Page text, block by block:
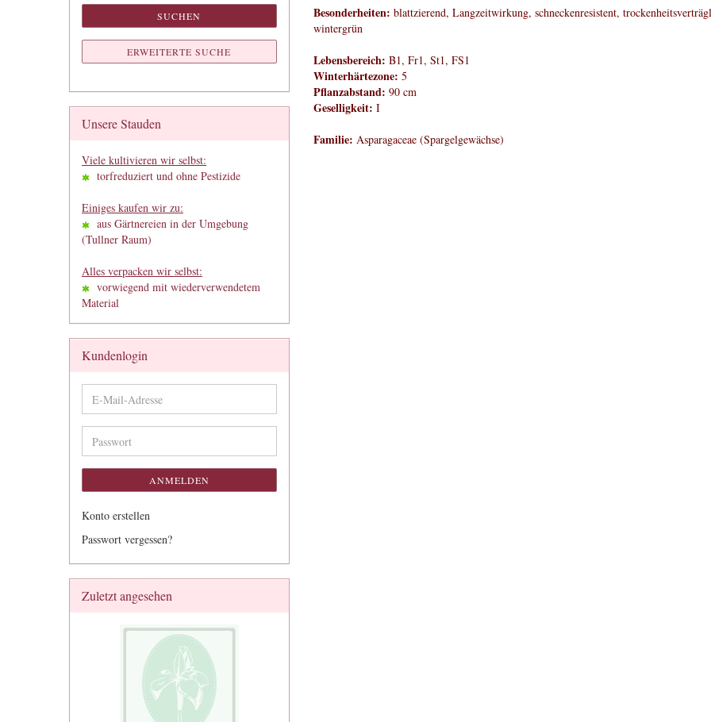
Besonderheiten: blattzierend, Langzeitwirkung, schneckenresistent,
wintergrün
Lebensbereich: B1, Fr1, St1, FS1
Winterhärtezone: 5
Pflanzabstand: 90 cm
Geselligkeit: I
Familie: Asparagaceae (Spargelgewächse)
SUCHEN
ERWEITERTE SUCHE
Unsere Stauden
Viele kultivieren wir selbst:
torfreduziert und ohne Pestizide
Einiges kaufen wir zu:
aus Gärtnereien in der Umgebung
(Tullner Raum)
Alles verpacken wir selbst:
vorwiegend mit wiederverwendetem
Material
Kundenlogin
E-
Mail-
Adresse
Passwort
ANMELDEN
Konto erstellen
Passwort vergessen?
Zuletzt angesehen